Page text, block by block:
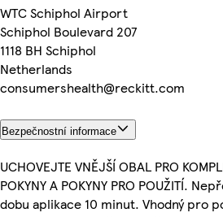
WTC Schiphol Airport
Schiphol Boulevard 207
1118 BH Schiphol
Netherlands
consumershealth@reckitt.com
Bezpečnostní informace
UCHOVEJTE VNĚJŠÍ OBAL PRO
POKYNY A POKYNY PRO POUŽITÍ.
dobu aplikace 10 minut. Vhodný pro